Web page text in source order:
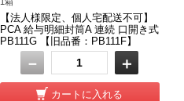
【法人様限定、個人宅配送不可】
PCA 給与明細封筒A 連続 口開き式
PB111G 【旧品番：PB111F】
－ ＋
カートに入れる